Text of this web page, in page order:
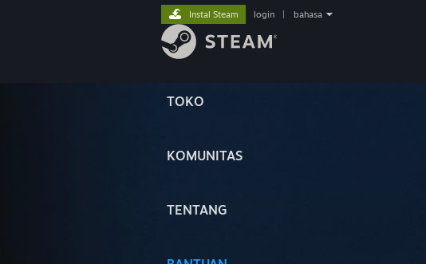
TOKO
KOMUNITAS
TENTANG
Instal Steam login bahasa